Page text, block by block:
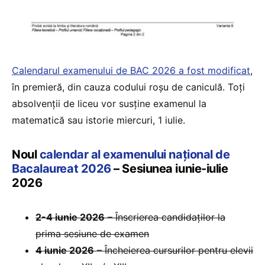
Calendarul examenului de BAC 2026 a fost modificat,
în premieră, din cauza codului roșu de caniculă. Toți
absolvenții de liceu vor susține examenul la
matematică sau istorie miercuri, 1 iulie.
Noulcalendar al examenului național de
Bacalaureat 2026– Sesiunea iunie-iulie
2026
2-4 iunie 2026– Înscrierea candidaților la
prima sesiune de examen
4 iunie 2026– Încheierea cursurilor pentru elevii